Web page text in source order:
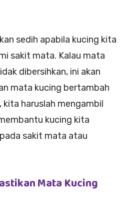
sedih apabila kucing kita
sakit mata. Kalau mata
dibersihkan, ini akan
mata kucing bertambah
kita haruslah mengambil
kucing kita
sakit mata atau
Mata Kucing